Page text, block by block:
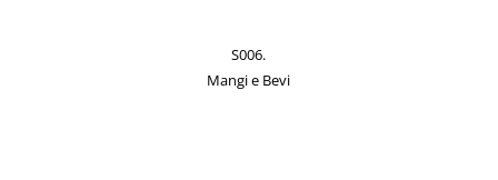
S006.
Mangi e Bevi